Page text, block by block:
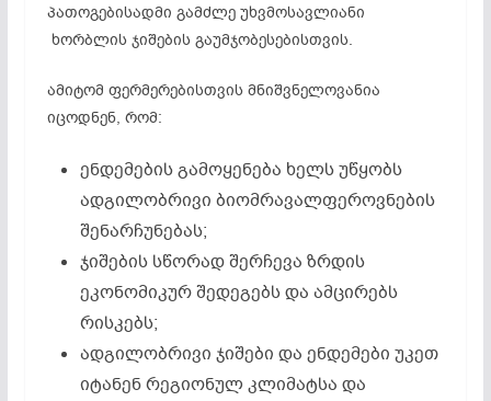
პათოგებისადმი გამძლე უხვმოსავლიანი
ხორბლის ჯიშების გაუმჯობესებისთვის.
ამიტომ ფერმერებისთვის მნიშვნელოვანია
იცოდნენ, რომ:
ენდემების გამოყენება ხელს უწყობს
ადგილობრივი ბიომრავალფეროვნების
შენარჩუნებას;
ჯიშების სწორად შერჩევა ზრდის
ეკონომიკურ შედეგებს და ამცირებს
რისკებს;
ადგილობრივი ჯიშები და ენდემები უკეთ
იტანენ რეგიონულ კლიმატსა და